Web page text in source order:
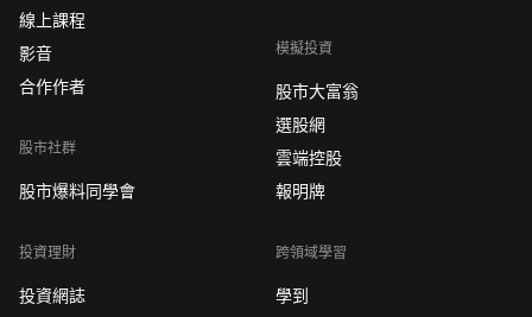
線上課程
影音
合作作者
股市社群
股市爆料同學會
投資理財
投資網誌
模擬投資
股市大富翁
選股網
雲端控股
報明牌
跨領域學習
學到